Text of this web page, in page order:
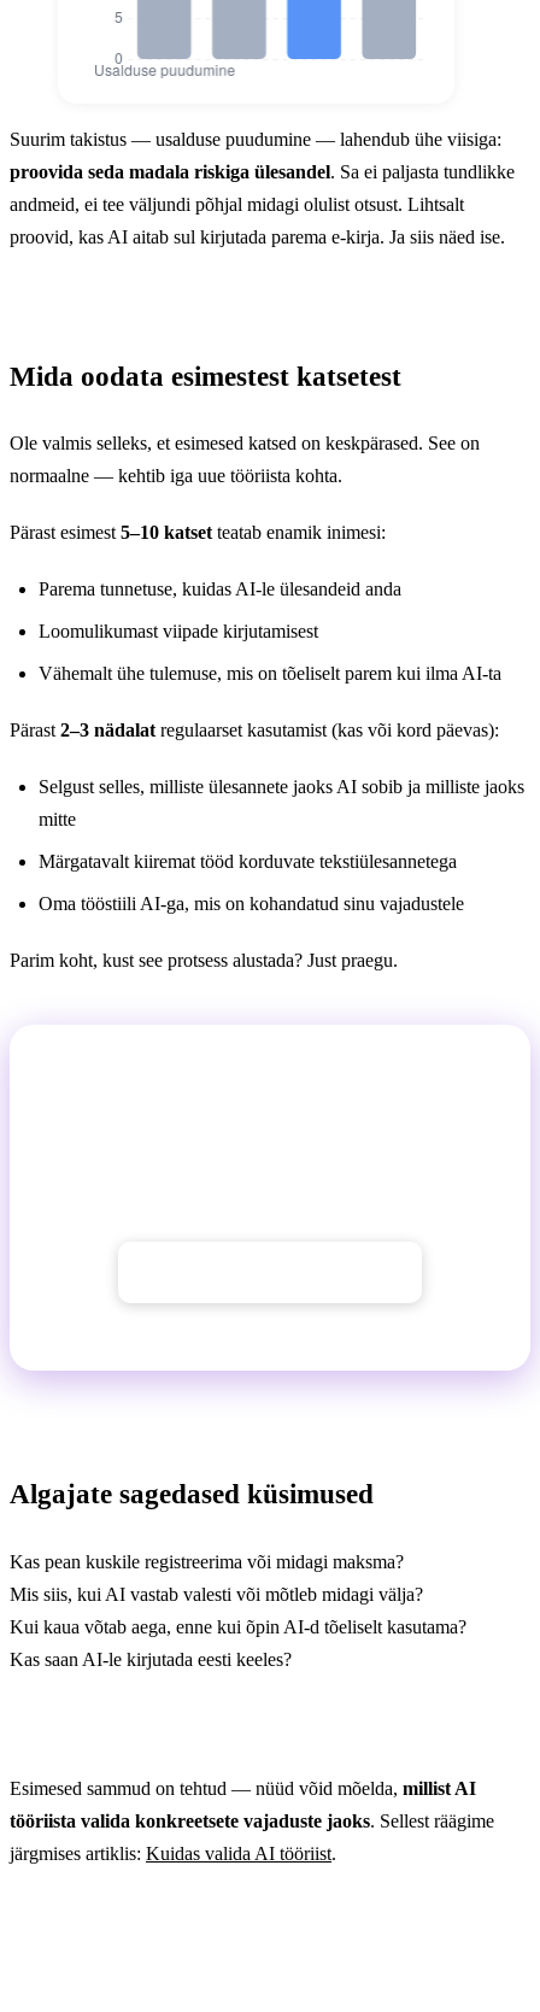
Miks inimesed AI-d veel ei
Usalduse puudumine 37
Mured mõju pärast 29
Suurim takistus — usalduse puudumine — lahendub ühe viisiga:
proovida seda madala riskiga ülesandel. Sa ei paljasta tundlikke
andmeid, ei tee väljundi põhjal midagi olulist otsust. Lihtsalt
proovid, kas AI aitab sul kirjutada parema e-kirja. Ja siis näed ise.
Mida oodata esimestest katsetest
Ole valmis selleks, et esimesed katsed on keskpärased. See on
normaalne — kehtib iga uue tööriista kohta.
Pärast esimest5–10 katsetteatab enamik inimesi:
Parema tunnetuse, kuidas AI-le ülesandeid anda
Loomulikumast viipade kirjutamisest
Vähemalt ühe tulemuse, mis on tõeliselt parem kui ilma AI-ta
Pärast2–3 nädalatregulaarset kasutamist (kas või kord päevas):
Selgust selles, milliste ülesannete jaoks AI sobib ja milliste jaoks
mitte
Märgatavalt kiiremat tööd korduvate tekstiülesannetega
Oma tööstiili AI-ga, mis on kohandatud sinu vajadustele
Parim koht, kust see protsess alustada? Just praegu.
Algajate sagedased küsimused
Kas pean kuskile registreerima või midagi maksma?
Mis siis, kui AI vastab valesti või mõtleb midagi välja?
Kui kaua võtab aega, enne kui õpin AI-d tõeliselt kasutama?
Kas saan AI-le kirjutada eesti keeles?
Esimesed sammud on tehtud — nüüd võid mõelda, millist AI
tööriista valida konkreetsete vajaduste jaoks. Sellest räägime
järgmises artiklis: Kuidas valida AI tööriist.